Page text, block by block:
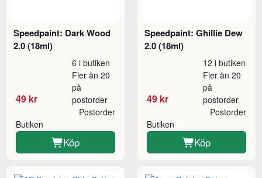
Speedpaint: Dark Wood
2.0 (18ml)
49 kr
6 i butiken
Fler än 20
på
postorder
Butiken
Postorder
Köp
Speedpaint: Ghillie Dew
2.0 (18ml)
49 kr
12 i butiken
Fler än 20
på
postorder
Butiken
Postorder
Köp